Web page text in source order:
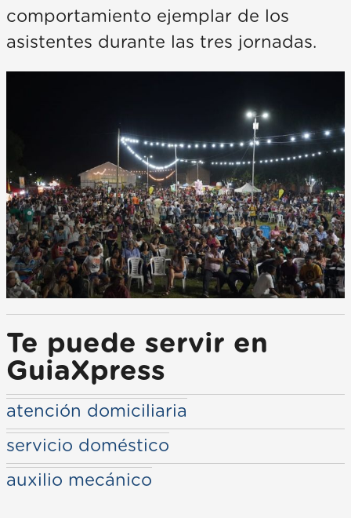
comportamiento ejemplar de los
asistentes durante las tres jornadas.
Te puede servir en
GuiaXpress
atención domiciliaria
servicio doméstico
auxilio mecánico